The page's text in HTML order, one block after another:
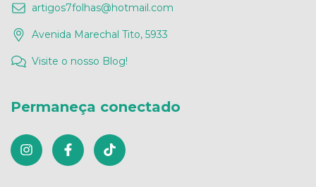
artigos7folhas@hotmail.com
Avenida Marechal Tito, 5933
Visite o nosso Blog!
Permaneça conectado